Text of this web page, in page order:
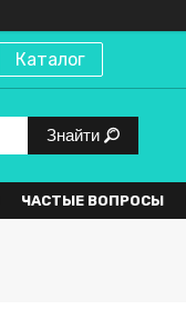
Каталог
Знайти
ЧАСТЫЕ ВОПРОСЫ